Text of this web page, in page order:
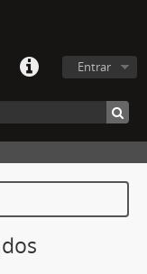
Entrar